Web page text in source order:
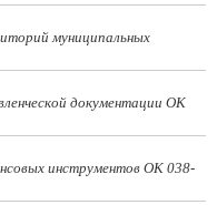
муниципальных
документации ОК
инструментов OK 038-